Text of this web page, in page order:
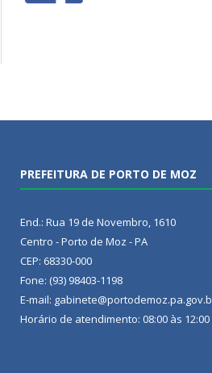
PREFEITURA DE PORTO DE MOZ
End.: Rua 19 de Novembro, 1610
Centro - Porto de Moz - PA
CEP: 68330-000
Fone: (93) 98403-1198
E-mail:
Horário de atendimento: 08:00 às 12:00